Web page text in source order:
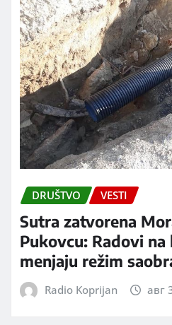
DRUŠTVO VESTI
Sutra zatvorena
Pukovcu: Radovi na
menjaju režim
Radio Koprijan авг